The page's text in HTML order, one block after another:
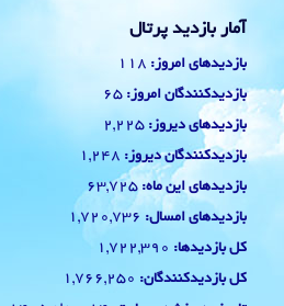
آمار بازدید پرتال
بازدیدهای امروز: 118
بازدیدکنندگان امروز: 65
بازدیدهای دیروز: 2,225
بازدیدکنندگان دیروز: 1,248
بازدیدهای این ماه: 63,725
بازدیدهای امسال: 1,720,736
کل بازدیدها: 1,722,390
کل بازدیدکنند‌گان: 1,766,250